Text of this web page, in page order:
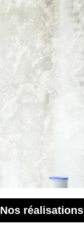
Nos réalisations